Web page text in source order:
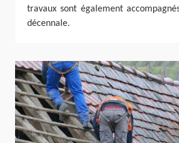
travaux sont également
décennale.